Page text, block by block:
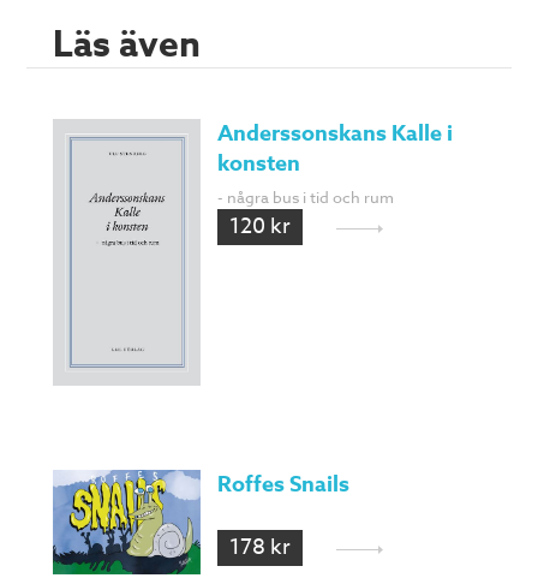
Läs även
Anderssonskans Kalle i
konsten
- några bus i tid och rum
120 kr
Roffes Snails
178 kr